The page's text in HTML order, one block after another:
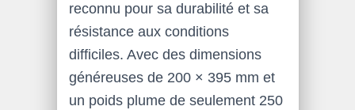
reconnu pour sa durabilité et sa
résistance aux conditions
difficiles. Avec des dimensions
généreuses de 200 × 395 mm et
un poids plume de seulement 250